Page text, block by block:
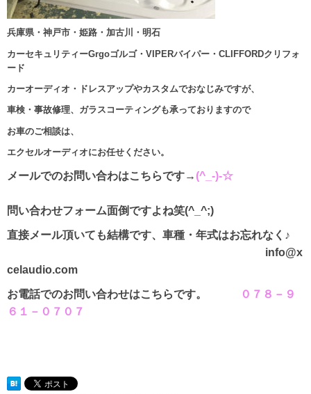
兵庫県・神戸市・姫路・加古川・明石
カーセキュリティーGrgoゴルゴ・VIPERバイパー・CLIFFORDクリフォ
ード
カーオーディオ・ドレスアップやカスタムでおなじみですが、
車検・事故修理、ガラスコーティングも承っておりますので
お車のご相談は、
エクセルオーディオにお任せください。
メールでのお問い合わはこちらです→(^_-)-☆
問い合わせフォーム面倒ですよね笑(^_^;)
直接メール頂いても結構です、車種・年式はお忘れなく♪
info@x
celaudio.com
お電話でのお問い合わせはこちらです。
０７８－９
６１－０７０７